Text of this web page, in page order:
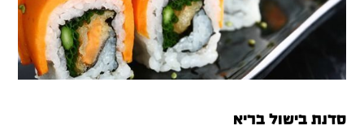
סדנת בישול בריא